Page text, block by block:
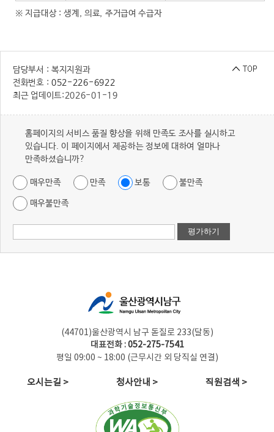
※ 지급대상 : 생계, 의료, 주거급여 수급자
담당부서 : 복지지원과
전화번호 : 052-226-6922
최근 업데이트:2026-01-19
홈페이지의 서비스 품질 향상을 위해 만족도 조사를 실시하고
있습니다. 이 페이지에서 제공하는 정보에 대하여 얼마나
만족하셨습니까?
매우만족 만족 보통 불만족
매우불만족
(44701)울산광역시 남구 돋질로 233(달동)
대표전화 :052-275-7541
평일 09:00 ~ 18:00 (근무시간 외 당직실 연결)
오시는길 > 청사안내 > 직원검색 >